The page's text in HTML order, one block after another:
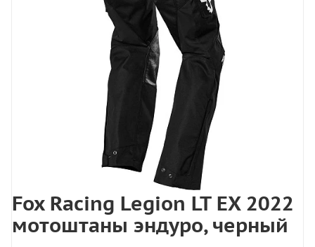
Fox Racing Legion LT EX 2022
мотоштаны эндуро, черный